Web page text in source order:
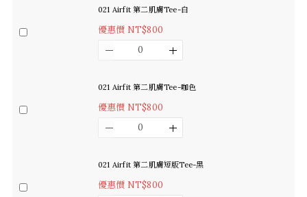
021 Airfit 第二肌膚Tee-白
優惠價 NT$800
021 Airfit 第二肌膚Tee-咖色
優惠價 NT$800
021 Airfit 第二肌膚短版Tee-黑
優惠價 NT$800